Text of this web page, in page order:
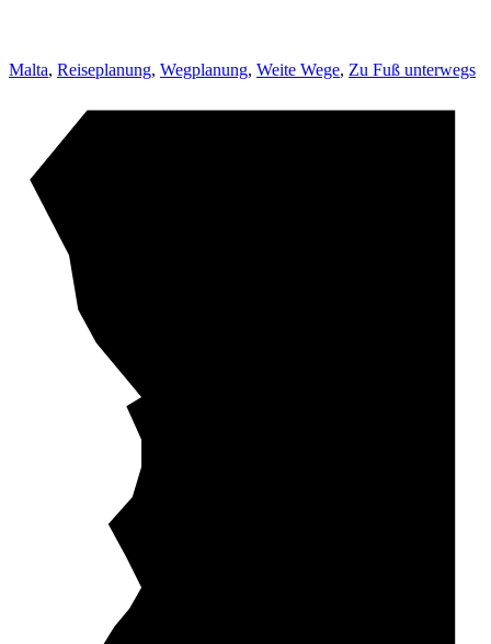
Malta, Reiseplanung, Wegplanung, Weite Wege, Zu Fuß unterwegs